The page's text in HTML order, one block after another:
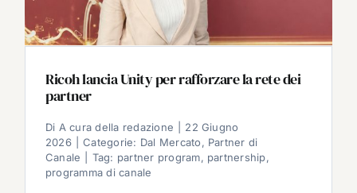
Ricoh lancia Unity per rafforzare la rete dei
partner
Di A cura della redazione
22 Giugno
2026
Categorie: Dal Mercato, Partner di
Canale
Tag: partner program, partnership,
programma di canale